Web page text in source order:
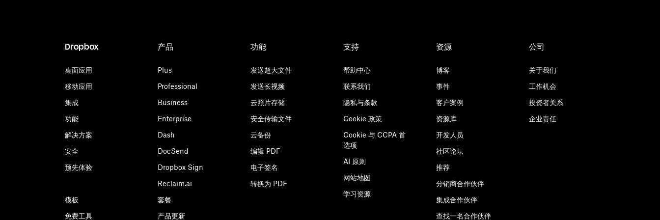
Dropbox
桌面应用
移动应用
集成
功能
解决方案
安全
预先体验
模板
免费工具
产品
Plus
Professional
Business
Enterprise
Dash
DocSend
Dropbox Sign
Reclaim.ai
套餐
产品更新
功能
发送超大文件
发送长视频
云照片存储
安全传输文件
云备份
编辑 PDF
电子签名
转换为 PDF
支持
帮助中心
联系我们
隐私与条款
Cookie 政策
Cookie 与 CCPA 首
选项
AI 原则
网站地图
学习资源
资源
博客
事件
客户案例
资源库
开发人员
社区论坛
推荐
分销商合作伙伴
集成合作伙伴
查找一名合作伙伴
公司
关于我们
工作机会
投资者关系
企业责任